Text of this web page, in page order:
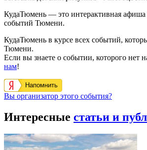
КудаТюмень — это интерактивная
событий Тюмени.
КудаТюмень в курсе всех событий,
Тюмени.
Если вы знаете о событии, которого нет
нам!
Напомнить
Вы организатор этого события?
Интересные статьи и